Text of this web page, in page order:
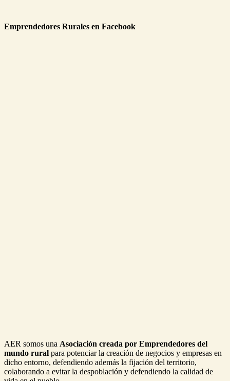
Emprendedores Rurales en Facebook
AER somos una Asociación creada por Emprendedores del
mundo rural para potenciar la creación de negocios y empresas en
dicho entorno, defendiendo además la fijación del territorio,
colaborando a evitar la despoblación y defendiendo la calidad de